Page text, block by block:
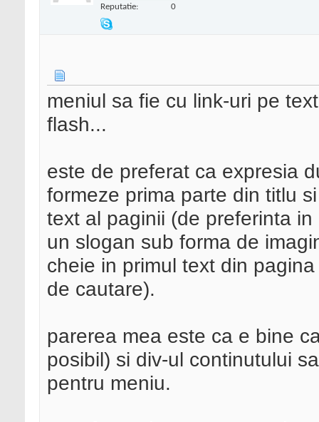
Reputatie: 0
meniul sa fie cu link-uri pe
flash...
este de preferat ca expresia
formeze prima parte din titlu
text al paginii (de preferinta
un slogan sub forma de
cheie in primul text din
de cautare).
parerea mea este ca e bine
posibil) si div-ul continutului
pentru meniu.